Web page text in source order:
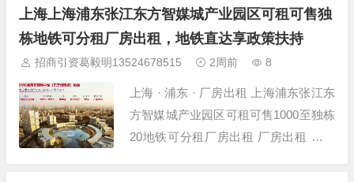
层生物研发实验12 所在位置 上海-浦东-
张江-张江亚兰德研发园 建筑面积 1200
㎡ 层高 4.2米 层数...
上海上海浦东张江东方智媒城产业园区可租可售独
栋地铁可分租厂房出租，地铁直达享政策扶持
招商引资葛毅明13524678515 2周前 8
上海 · 浦东 · 厂房出租 上海浦东张江东
方智媒城产业园区可租可售1000至独栋
20地铁可分租厂房出租 厂房出租 项目